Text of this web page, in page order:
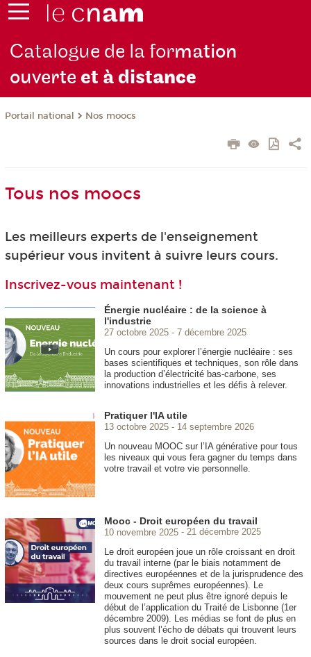
Catalogue de la formation
ouverteet à distance
Portail national Nos moocs
Tous nos moocs
Les meilleurs experts de l'enseignement
supérieur vous invitent à suivre leurs cours.
Inscrivez-vous maintenant !
Énergie nucléaire : de la science à
l'industrie
27 octobre 2025
7 décembre 2025
Un cours pour explorer l’énergie nucléaire : ses
bases scientifiques et techniques, son rôle dans
la production d’électricité bas-carbone, ses
innovations industrielles et les défis à relever.
Pratiquer l'IA utile
13 octobre 2025
14 septembre 2026
Un nouveau MOOC sur l’IA générative pour tous
les niveaux qui vous fera gagner du temps dans
votre travail et votre vie personnelle.
Mooc - Droit européen du travail
10 novembre 2025
21 décembre 2025
Le droit européen joue un rôle croissant en droit
du travail interne (par le biais notamment de
directives européennes et de la jurisprudence des
deux cours suprêmes européennes). Le
mouvement ne peut plus être ignoré depuis le
début de l’application du Traité de Lisbonne (1er
décembre 2009). Les médias se font de plus en
plus souvent l’écho de débats qui trouvent leurs
sources dans le droit social européen.